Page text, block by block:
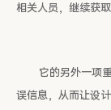
相关人员，继续获取
它的另外一项
误信息，从而让设